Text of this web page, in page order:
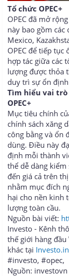
Tổ chức OPEC+
OPEC đã mở
này bao gồm các
Mexico,
OPEC để tiếp
hợp tác giữa các
lượng được thỏa
duy trì sự ổn
Tìm hiểu vai trò
OPEC+
Mục tiêu chính
chính sách xăng
công bằng và ổn
dùng. Điều này
định mỗi thành
thể dễ dàng
đến giá cả trên
nhằm mục đích
hại cho nền kinh
lượng toàn cầu.
Nguồn bài viết:
Investo - Kênh
thế giới hàng
khác tại
#investo, #opec,
Nguồn: investovn